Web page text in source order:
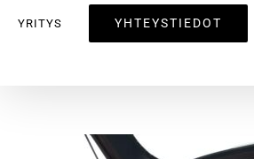
YRITYS YHTEYSTIEDOT